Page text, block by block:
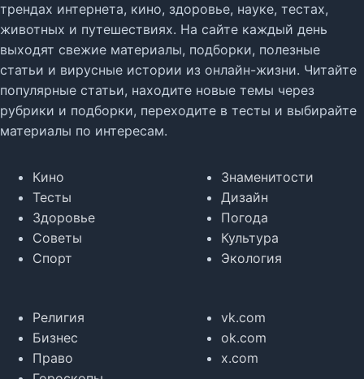
трендах интернета, кино, здоровье, науке, тестах,
животных и путешествиях. На сайте каждый день
выходят свежие материалы, подборки, полезные
статьи и вирусные истории из онлайн-жизни. Читайте
популярные статьи, находите новые темы через
рубрики и подборки, переходите в тесты и выбирайте
материалы по интересам.
Кино
Тесты
Здоровье
Советы
Спорт
Знаменитости
Дизайн
Погода
Культура
Экология
Религия
Бизнес
Право
vk.com
ok.com
x.com